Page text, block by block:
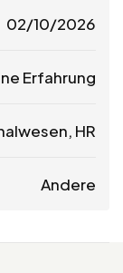
02/10/2026
Erfahrung
HR
Andere